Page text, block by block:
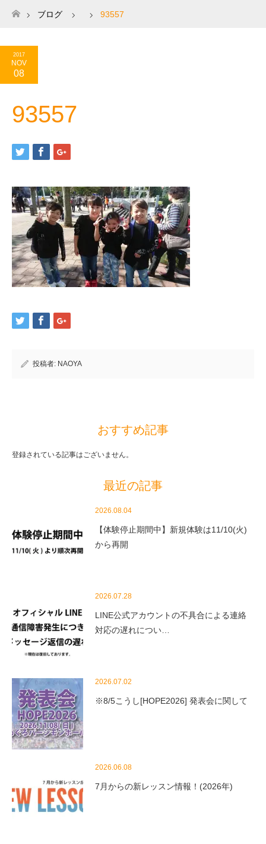
ホーム
ブログ 93557
2017
NOV
08
93557
投稿者: NAOYA
おすすめ記事
登録されている記事はございません。
最近の記事
2026.08.04
【体験停止期間中】新規体験は11/10(火)
から再開
2026.07.28
LINE公式アカウントの不具合による連絡
対応の遅れについ…
2026.07.02
※8/5こうし[HOPE2026] 発表会に関して
2026.06.08
7月からの新レッスン情報！(2026年)